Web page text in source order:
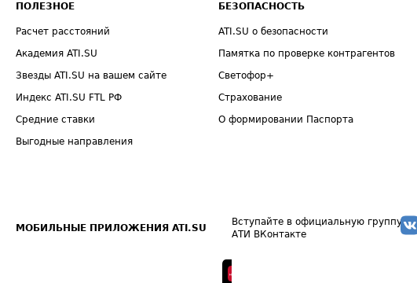
ПОЛЕЗНОЕ
Расчет расстояний
Академия ATI.SU
Звезды ATI.SU на вашем сайте
Индекс ATI.SU FTL РФ
Средние ставки
Выгодные направления
БЕЗОПАСНОСТЬ
ATI.SU о безопасности
Памятка по проверке контрагентов
Светофор+
Страхование
О формировании Паспорта
МОБИЛЬНЫЕ ПРИЛОЖЕНИЯ ATI.SU
Вступайте в официальную группу
АТИ ВКонтакте